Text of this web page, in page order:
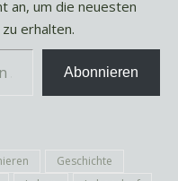
an, um die neuesten
erhalten.
Abonnieren
Geschichte